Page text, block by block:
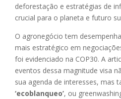
deforestação e estratégias de
crucial para o planeta e futuro
O agronegócio tem
mais estratégico em
foi evidenciado na COP30. A
eventos dessa magnitude visa
sua agenda de interesses, mas
‘ecoblanqueo’, ou